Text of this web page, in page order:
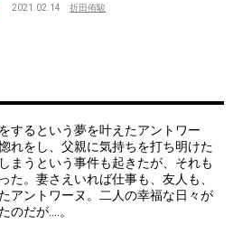
2021.02.14 折田侑駿
するという夢を叶えたアントワー
れをし、父親に気持ちを打ち明けた
まうという事件も起きたが、それも
た。妻さえいれば仕事も、友人も、
アントワーヌ。二人の幸福な日々が
だが....。